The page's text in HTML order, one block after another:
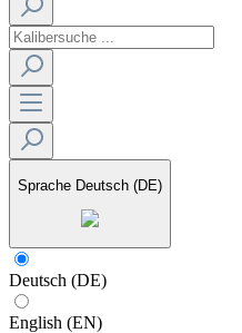
Sprache Deutsch (DE)
Deutsch (DE)
English (EN)